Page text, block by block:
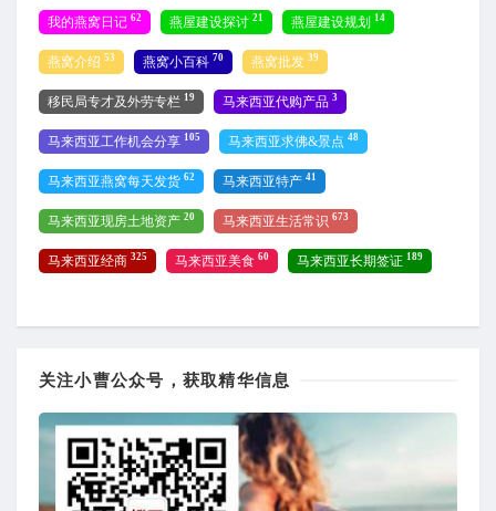
我的燕窝日记 62 燕屋建设探讨 21 燕屋建设规划 14
燕窝介绍 53 燕窝小百科 70 燕窝批发 39
移民局专才及外劳专栏 19 马来西亚代购产品 3
马来西亚工作机会分享 105 马来西亚求佛&景点 48
马来西亚燕窝每天发货 62 马来西亚特产 41
马来西亚现房土地资产 20 马来西亚生活常识 673
马来西亚经商 325 马来西亚美食 60 马来西亚长期签证 189
关注小曹公众号，获取精华信息